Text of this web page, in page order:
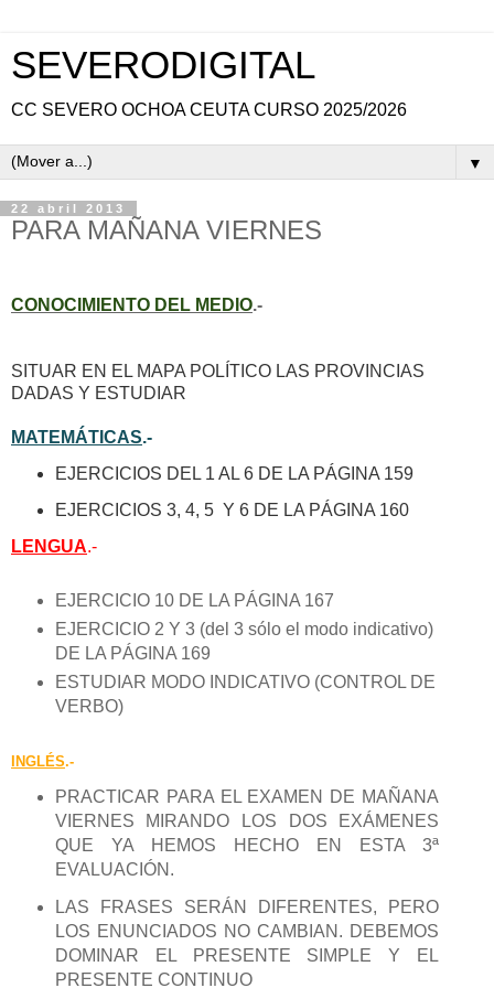
SEVERODIGITAL
CC SEVERO OCHOA CEUTA CURSO 2025/2026
▼
22 abril 2013
PARA MAÑANA VIERNES
CONOCIMIENTO DEL MEDIO.-
SITUAR EN EL MAPA POLÍTICO LAS PROVINCIAS
DADAS Y ESTUDIAR
MATEMÁTICAS.-
EJERCICIOS DEL 1 AL 6 DE LA PÁGINA 159
EJERCICIOS 3, 4, 5 Y 6 DE LA PÁGINA 160
LENGUA.-
EJERCICIO 10 DE LA PÁGINA 167
EJERCICIO 2 Y 3 (del 3 sólo el modo indicativo)
DE LA PÁGINA 169
ESTUDIAR MODO INDICATIVO (CONTROL DE
VERBO)
INGLÉS.-
PRACTICAR PARA EL EXAMEN DE MAÑANA
VIERNES MIRANDO LOS DOS EXÁMENES
QUE YA HEMOS HECHO EN ESTA 3ª
EVALUACIÓN.
LAS FRASES SERÁN DIFERENTES, PERO
LOS ENUNCIADOS NO CAMBIAN. DEBEMOS
DOMINAR EL PRESENTE SIMPLE Y EL
PRESENTE CONTINUO